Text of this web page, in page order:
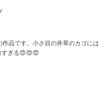
品です。小さ目の井草のカゴには
すぎる😍😍😍